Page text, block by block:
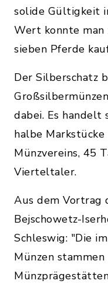
solide Gültigkeit
Wert konnte man
sieben Pferde
Der Silberschatz
dabei. Es handelt
halbe Markstücke
Münzvereins, 45
Vierteltaler.
Aus dem Vortrag
Bejschowetz-
Schleswig: "Die
Münzen